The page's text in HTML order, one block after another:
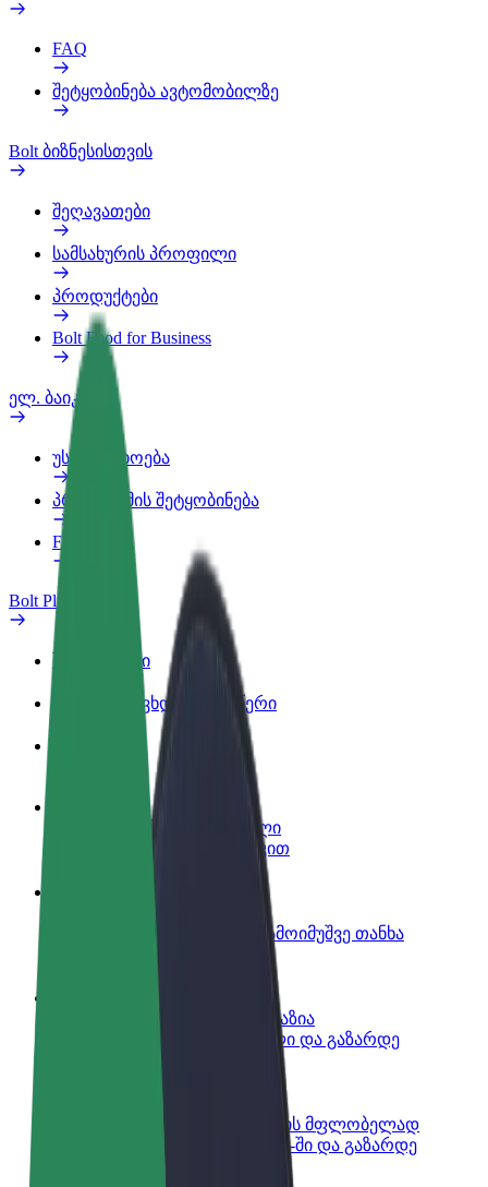
FAQ
შეტყობინება ავტომობილზე
Bolt ბიზნესისთვის
შეღავათები
სამსახურის პროფილი
პროდუქტები
Bolt Food for Business
ელ. ბაიკი
უსაფრთხოება
პრობლემის შეტყობინება
FAQ
Bolt Plus
შეღავათები
როგორ გავხდე გამომწერი
გახდი პარტნიორი მძღოლი
იმუშავე საკუთარი გრაფიკით
შეასრულე შეკვეთები და გამოიმუშვე თანხა
დაამატე რესტორანი ან მაღაზია
მოიზიდე მეტი მომხმარებელი და გაზარდე
დარეგისტრირდი ავტოპარკის მფლობელად
დაამატე შენი ავტოპარკი Bolt-ში და გაზარდე